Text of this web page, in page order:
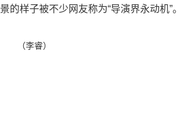
景的样子被不少网友称为“导演界永动机”。
（李睿）